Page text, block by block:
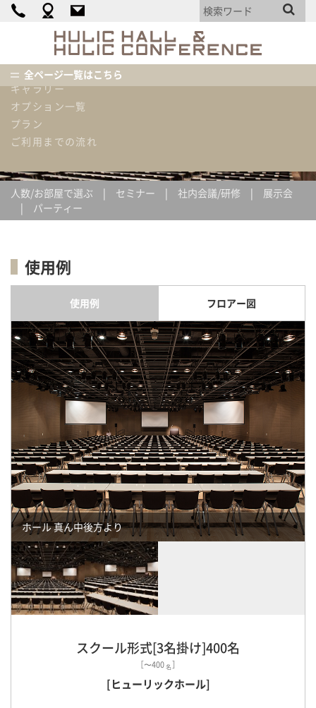
&
全ページ一覧はこちら
カンファレンス詳細
機材・備品・設備リスト
使用内容例
ギャラリー
オプション一覧
プラン
ご利用までの流れ
ホーム
使用内容例
人数/お部屋で選ぶ セミナー 社内会議/研修
展示会
パーティー
使用例
使用例 フロアー図
ホール 真ん中後方より
スクール形式[3名掛け]400名
［〜400名］
[ヒューリックホール]